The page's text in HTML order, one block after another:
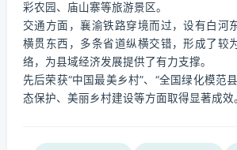
彩农园、庙山寨等旅游景区。
交通方面，襄渝铁路穿境而过，设有白河
横贯东西，多条省道纵横交错，形成了较
络，为县域经济发展提供了有力支撑。
先后荣获“中国最美乡村”、“全国绿化模范
态保护、美丽乡村建设等方面取得显著成效